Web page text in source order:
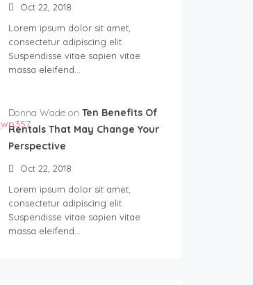
Oct 22, 2018
Lorem ipsum dolor sit amet,
consectetur adipiscing elit.
Suspendisse vitae sapien vitae
massa eleifend…
Donna Wade on Ten Benefits Of
Rentals That May Change Your
Perspective
Oct 22, 2018
Lorem ipsum dolor sit amet,
consectetur adipiscing elit.
Suspendisse vitae sapien vitae
massa eleifend…